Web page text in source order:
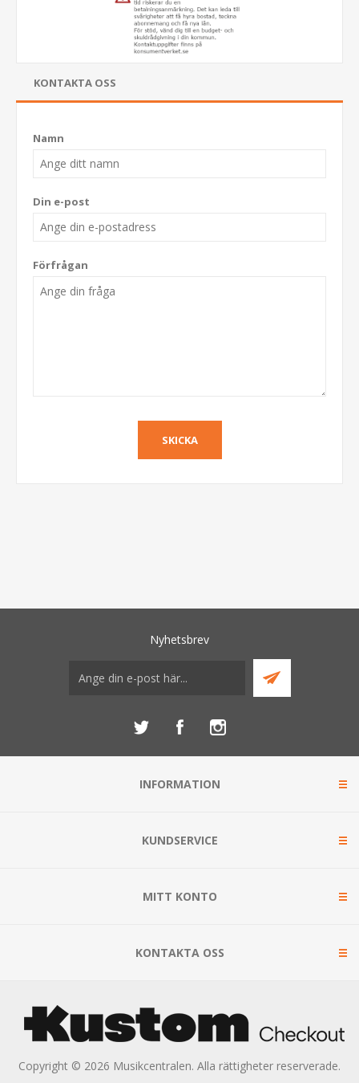
KONTAKTA OSS
Namn
Din e-post
Förfrågan
Nyhetsbrev
INFORMATION
KUNDSERVICE
MITT KONTO
KONTAKTA OSS
Copyright © 2026 Musikcentralen. Alla rättigheter reserverade.